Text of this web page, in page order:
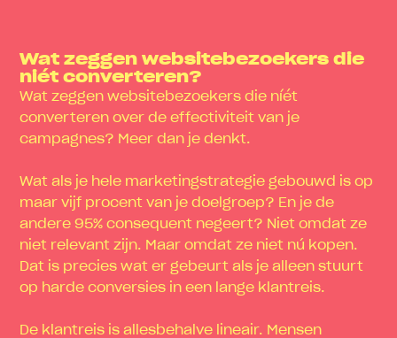
Wat zeggen websitebezoekers die
niét converteren?
Wat zeggen websitebezoekers die níét
converteren over de effectiviteit van je
campagnes? Meer dan je denkt.
Wat als je hele marketingstrategie gebouwd is op
maar vijf procent van je doelgroep? En je de
andere 95% consequent negeert? Niet omdat ze
niet relevant zijn. Maar omdat ze niet nú kopen.
Dat is precies wat er gebeurt als je alleen stuurt
op harde conversies in een lange klantreis.
De klantreis is allesbehalve lineair. Mensen